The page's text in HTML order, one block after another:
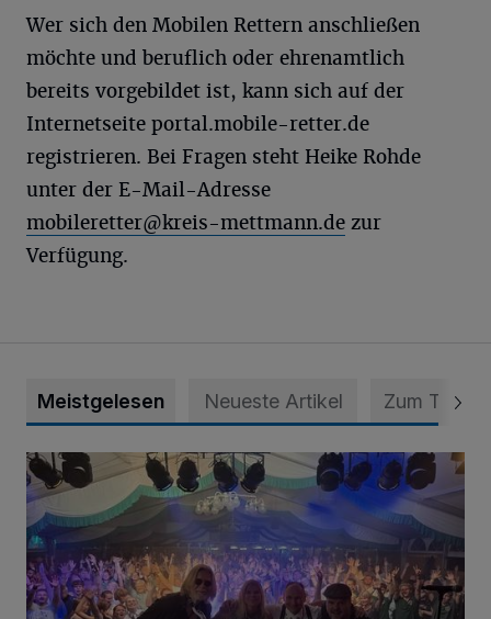
Wer sich den Mobilen Rettern anschließen
möchte und beruflich oder ehrenamtlich
bereits vorgebildet ist, kann sich auf der
Internetseite portal.mobile-retter.de
registrieren. Bei Fragen steht Heike Rohde
unter der E-Mail-Adresse
mobileretter@kreis-mettmann.de zur
Verfügung.
Meistgelesen Neueste Artikel Zum Thema
Viele Bilder: Toller Auftakt des Unterbacher